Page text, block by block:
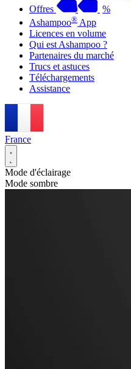
Offres
%
Ashampoo® App
Licences en volume
Qui est Ashampoo ?
Partenaires du marché
Trucs et astuces
Téléchargements
Assistance
France
Mode d'éclairage
Mode sombre